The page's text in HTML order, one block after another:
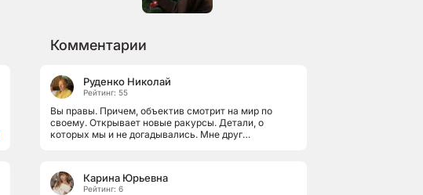
Комментарии
Руденко Николай
Рейтинг: 55
Вы правы. Причем, объектив смотрит на мир по
своему. Открывает новые ракурсы. Детали, о
которых мы и не догадывались. Мне друг
Карина Юрьевна
Рейтинг: 6